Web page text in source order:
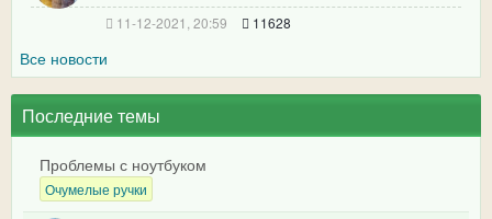
11-12-2021, 20:59 11628
Все новости
Последние темы
Проблемы с ноутбуком
Очумелые ручки